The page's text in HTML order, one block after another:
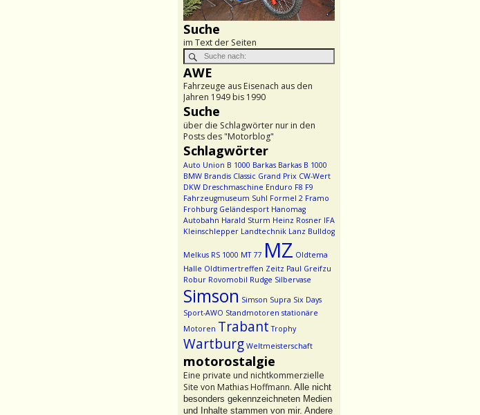
Suche
im Text der Seiten
AWE
Fahrzeuge aus Eisenach aus den
Jahren 1949 bis 1990
Suche
über die Schlagwörter nur in den
Posts des "Motorblog"
Schlagwörter
Auto Union B 1000 Barkas Barkas B 1000
BMW Brandis Classic Grand Prix CW-Wert
DKW Dreschmaschine Enduro F8 F9
Fahrzeugmuseum Suhl Formel 2 Framo
Frohburg Geländesport Hanomag
Autobahn Harald Sturm Heinz Rosner IFA
Kleinschlepper Landtechnik Lanz Bulldog
Melkus RS 1000 MT 77 MZ Oldtema
Halle Oldtimertreffen Zeitz Paul Greifzu
Robur Rovomobil Rudge Silbervase
Simson Simson Supra Six Days
Sport-AWO Standmotoren stationäre
Motoren Trabant Trophy
Wartburg Weltmeisterschaft
motorostalgie
Eine private und nichtkommerzielle
Site von Mathias Hoffmann. Alle nicht
besonders gekennzeichneten Medien
und Inhalte stammen von mir. Andere